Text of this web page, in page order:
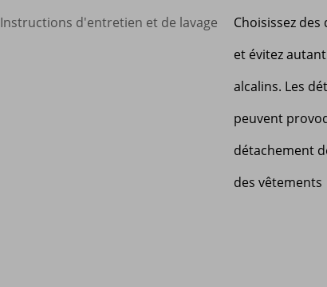
Instructions d'entretien et de lavage
Choisissez
et évitez
alcalins. Les
peuvent
détachement
des vêtements